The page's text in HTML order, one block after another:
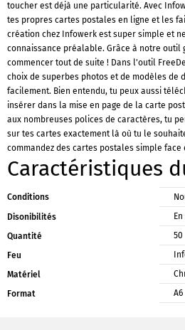
toucher est déjà une particularité. Avec
tes propres cartes postales en ligne et les
création chez Infowerk est super simple et
connaissance préalable. Grâce à notre outil
commencer tout de suite ! Dans l'outil
choix de superbes photos et de modèles de
facilement. Bien entendu, tu peux aussi
insérer dans la mise en page de la carte
aux nombreuses polices de caractères, tu
sur tes cartes exactement là où tu le
commandez des cartes postales simple face
Caractéristiques
Conditions
Disonibilités
Quantité
50
Feu
Matériel
Format
A6